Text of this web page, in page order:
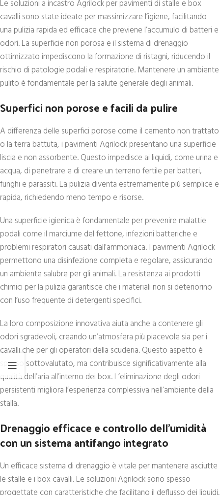
Le soluzioni a incastro Agrilock per pavimenti di stalle e box
cavalli sono state ideate per massimizzare l’igiene, facilitando
una pulizia rapida ed efficace che previene l’accumulo di batteri e
odori. La superficie non porosa e il sistema di drenaggio
ottimizzato impediscono la formazione di ristagni, riducendo il
rischio di patologie podali e respiratorie. Mantenere un ambiente
pulito è fondamentale per la salute generale degli animali.
Superfici non porose e facili da pulire
A differenza delle superfici porose come il cemento non trattato
o la terra battuta, i pavimenti Agrilock presentano una superficie
liscia e non assorbente. Questo impedisce ai liquidi, come urina e
acqua, di penetrare e di creare un terreno fertile per batteri,
funghi e parassiti. La pulizia diventa estremamente più semplice e
rapida, richiedendo meno tempo e risorse.
Una superficie igienica è fondamentale per prevenire malattie
podali come il marciume del fettone, infezioni batteriche e
problemi respiratori causati dall’ammoniaca. I pavimenti Agrilock
permettono una disinfezione completa e regolare, assicurando
un ambiente salubre per gli animali. La resistenza ai prodotti
chimici per la pulizia garantisce che i materiali non si deteriorino
con l’uso frequente di detergenti specifici.
La loro composizione innovativa aiuta anche a contenere gli
odori sgradevoli, creando un’atmosfera più piacevole sia per i
cavalli che per gli operatori della scuderia. Questo aspetto è
spesso sottovalutato, ma contribuisce significativamente alla
qualità dell’aria all’interno dei box. L’eliminazione degli odori
persistenti migliora l’esperienza complessiva nell’ambiente della
stalla.
Drenaggio efficace e controllo dell’umidità
con un sistema antifango integrato
Un efficace sistema di drenaggio è vitale per mantenere asciutte
le stalle e i box cavalli. Le soluzioni Agrilock sono spesso